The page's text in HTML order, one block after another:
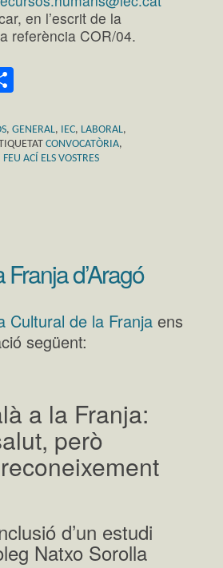
en l’escrit de la
referència COR/04.
, GENERAL, IEC, LABORAL,
CONVOCATÒRIA,
FEU ACÍ ELS VOSTRES
d’Aragó
Cultural de la Franja ens
següent:
a la Franja:
però
d’un estudi
Natxo Sorolla